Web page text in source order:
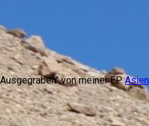
von meiner EPAsien